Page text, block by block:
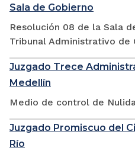
Sala de Gobierno
Resolución 08 de la Sala
Tribunal Administrativo de
Juzgado Trece
Medellín
Medio de control de
Juzgado Promiscuo del
Río